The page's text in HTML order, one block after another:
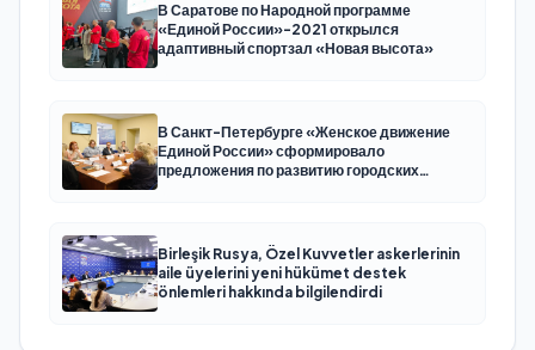
В Саратове по Народной программе
«Единой России»-2021 открылся
адаптивный спортзал «Новая высота»
В Санкт-Петербурге «Женское движение
Единой России» сформировало
предложения по развитию городских
Birleşik Rusya, Özel Kuvvetler askerlerinin
aile üyelerini yeni hükümet destek
önlemleri hakkında bilgilendirdi